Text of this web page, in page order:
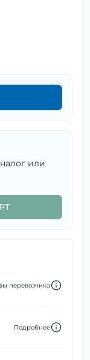
или
перевозчика
Подробнее